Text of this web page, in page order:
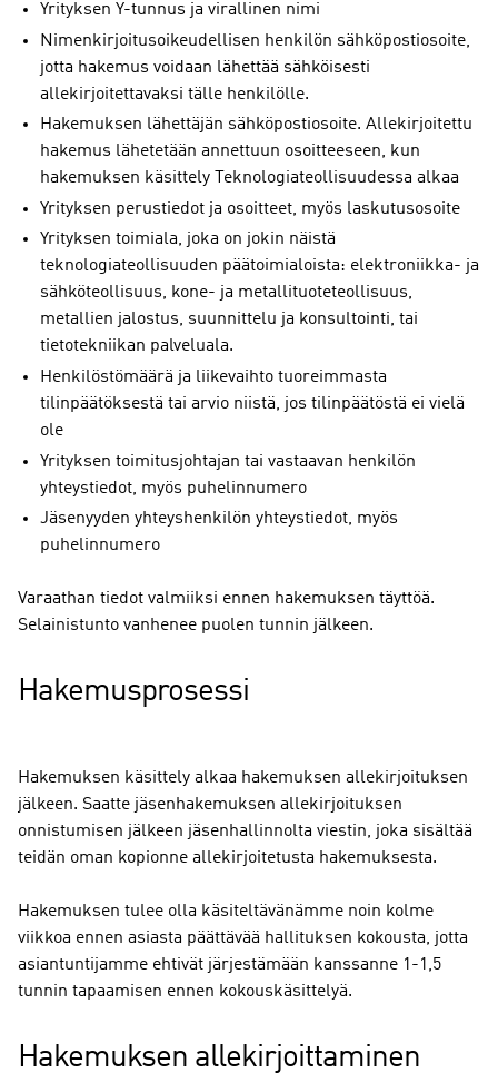
Yrityksen Y-tunnus ja virallinen nimi
Nimenkirjoitusoikeudellisen henkilön sähköpostiosoite,
jotta hakemus voidaan lähettää sähköisesti
allekirjoitettavaksi tälle henkilölle.
Hakemuksen lähettäjän sähköpostiosoite. Allekirjoitettu
hakemus lähetetään annettuun osoitteeseen, kun
hakemuksen käsittely Teknologiateollisuudessa alkaa
Yrityksen perustiedot ja osoitteet, myös laskutusosoite
Yrityksen toimiala, joka on jokin näistä
teknologiateollisuuden päätoimialoista: elektroniikka- ja
sähköteollisuus, kone- ja metallituoteteollisuus,
metallien jalostus, suunnittelu ja konsultointi, tai
tietotekniikan palveluala.
Henkilöstömäärä ja liikevaihto tuoreimmasta
tilinpäätöksestä tai arvio niistä, jos tilinpäätöstä ei vielä
ole
Yrityksen toimitusjohtajan tai vastaavan henkilön
yhteystiedot, myös puhelinnumero
Jäsenyyden yhteyshenkilön yhteystiedot, myös
puhelinnumero
Varaathan tiedot valmiiksi ennen hakemuksen täyttöä.
Selainistunto vanhenee puolen tunnin jälkeen.
Hakemusprosessi
Hakemuksen käsittely alkaa hakemuksen allekirjoituksen
jälkeen. Saatte jäsenhakemuksen allekirjoituksen
onnistumisen jälkeen jäsenhallinnolta viestin, joka sisältää
teidän oman kopionne allekirjoitetusta hakemuksesta.
Hakemuksen tulee olla käsiteltävänämme noin kolme
viikkoa ennen asiasta päättävää hallituksen kokousta, jotta
asiantuntijamme ehtivät järjestämään kanssanne 1-1,5
tunnin tapaamisen ennen kokouskäsittelyä.
Hakemuksen allekirjoittaminen